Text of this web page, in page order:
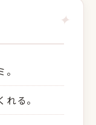
る。